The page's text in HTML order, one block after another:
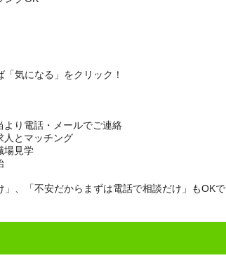
気になる」をクリック！
より電話・メールでご連絡
とマッチング
場見学
」、「不安だからまずは電話で相談だけ」もOKで